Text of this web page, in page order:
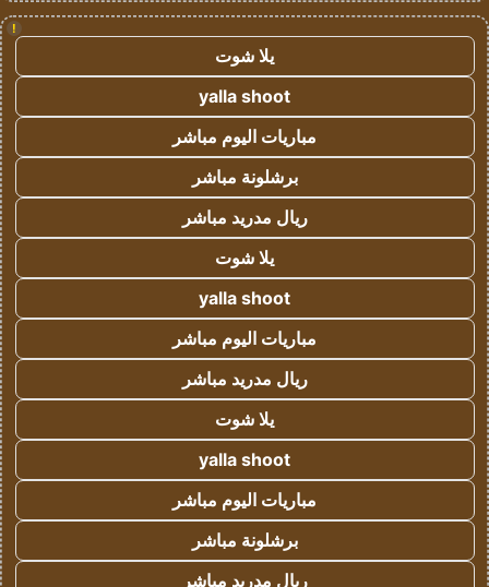
!
يلا شوت
yalla shoot
مباريات اليوم مباشر
برشلونة مباشر
ريال مدريد مباشر
يلا شوت
yalla shoot
مباريات اليوم مباشر
ريال مدريد مباشر
يلا شوت
yalla shoot
مباريات اليوم مباشر
برشلونة مباشر
ريال مدريد مباشر